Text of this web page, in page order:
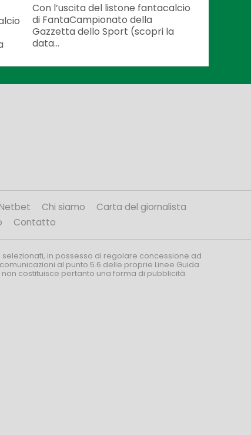
Con l’uscita del listone fantacalcio
di FantaCampionato della
Gazzetta dello Sport (scopri la
data...
Chi siamo
Carta del giornalista
Contatto
in possesso di regolare concessione ad
al punto 5.6 delle proprie Linee Guida
costituisce pertanto una forma di pubblicità.